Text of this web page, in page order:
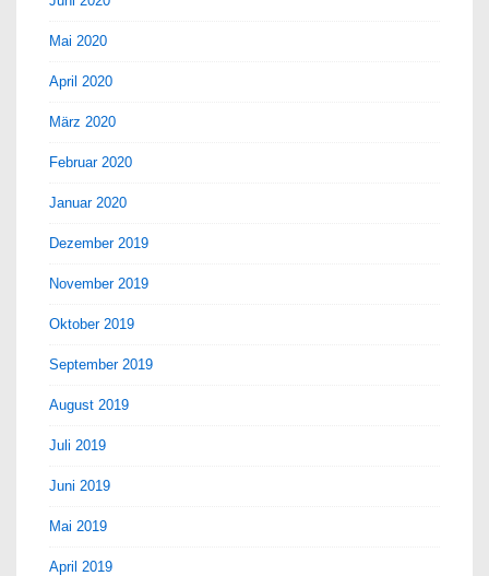
Mai 2020
April 2020
März 2020
Februar 2020
Januar 2020
Dezember 2019
November 2019
Oktober 2019
September 2019
August 2019
Juli 2019
Juni 2019
Mai 2019
April 2019